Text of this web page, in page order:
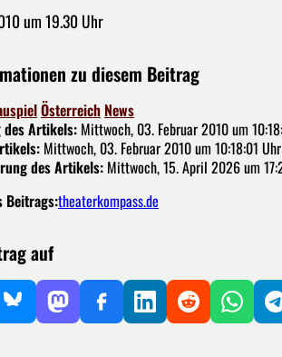
um 19.30 Uhr
zu diesem Beitrag
Österreich News
Artikels: Mittwoch, 03. Februar 2010 um
Mittwoch, 03. Februar 2010 um 10:18:01 Uhr
des Artikels: Mittwoch, 15. April 2026 um
Beitrags:theaterkompass.de
auf